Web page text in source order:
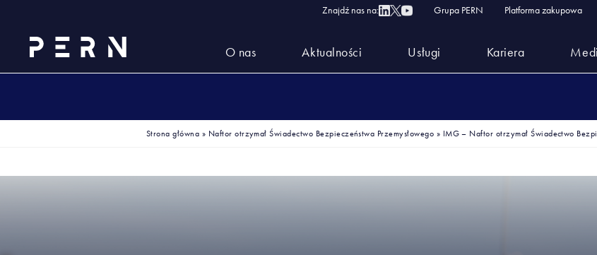
Znajdź nas na: Grupa PERN Platforma zakupowa
O nas Aktualności Usługi Kariera
Strona główna » Naftor otrzymał Świadectwo Bezpieczeństwa Przemysłowego » IMG – Naftor otrzymał Świadectwo